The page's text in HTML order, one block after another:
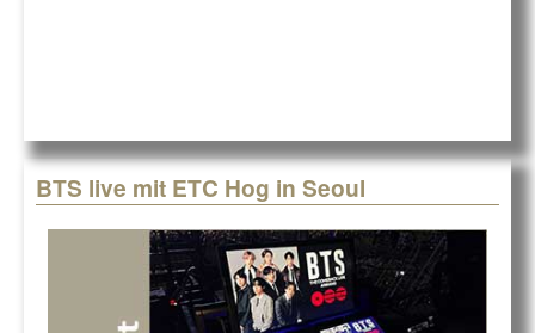
Tour
BTS live mit ETC Hog in Seoul